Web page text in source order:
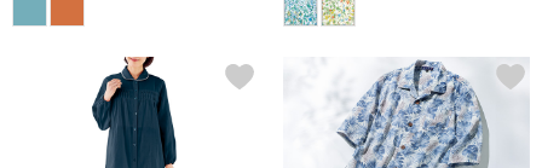
ベスト